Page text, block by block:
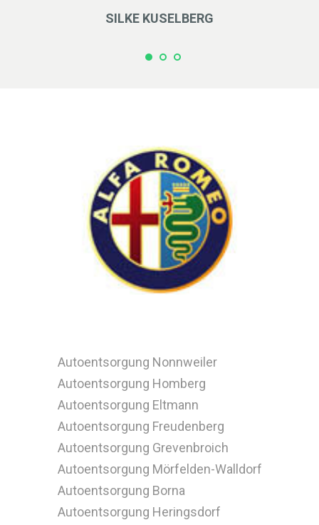
SILKE KUSELBERG
Autoentsorgung Nonnweiler
Autoentsorgung Homberg
Autoentsorgung Eltmann
Autoentsorgung Freudenberg
Autoentsorgung Grevenbroich
Autoentsorgung Mörfelden-Walldorf
Autoentsorgung Borna
Autoentsorgung Heringsdorf